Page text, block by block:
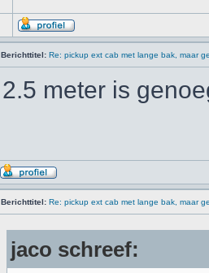
Berichttitel: Re: pickup ext cab met lange bak, maar
2.5 meter is
Berichttitel: Re: pickup ext cab met lange bak, maar
jaco schreef: